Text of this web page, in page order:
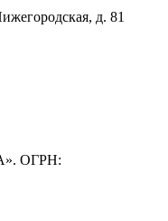
д. 81
ОГРН: